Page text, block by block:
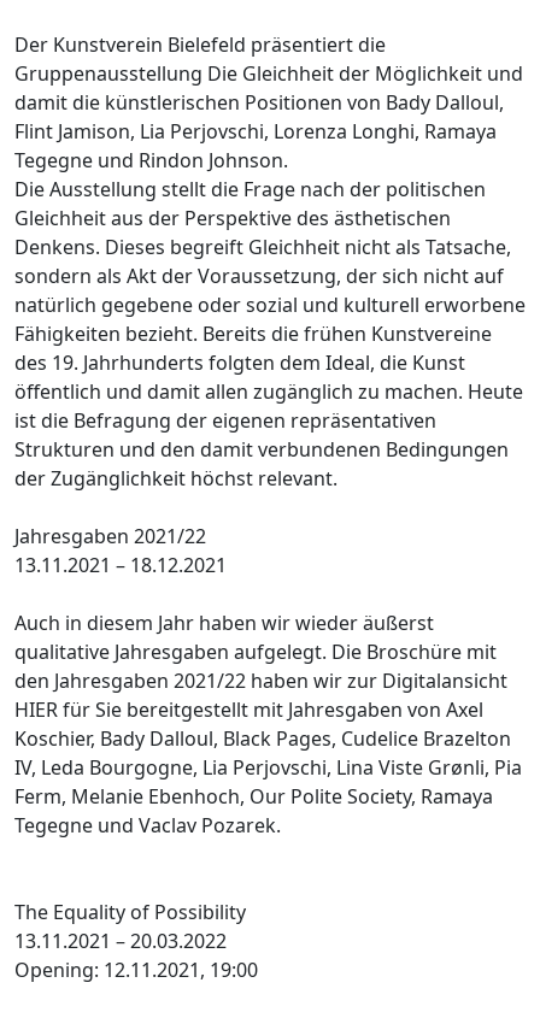
Der Kunstverein Bielefeld präsentiert die
Gruppenausstellung Die Gleichheit der Möglichkeit und
damit die künstlerischen Positionen von Bady Dalloul,
Flint Jamison, Lia Perjovschi, Lorenza Longhi, Ramaya
Tegegne und Rindon Johnson.
Die Ausstellung stellt die Frage nach der politischen
Gleichheit aus der Perspektive des ästhetischen
Denkens. Dieses begreift Gleichheit nicht als Tatsache,
sondern als Akt der Voraussetzung, der sich nicht auf
natürlich gegebene oder sozial und kulturell erworbene
Fähigkeiten bezieht. Bereits die frühen Kunstvereine
des 19. Jahrhunderts folgten dem Ideal, die Kunst
öffentlich und damit allen zugänglich zu machen. Heute
ist die Befragung der eigenen repräsentativen
Strukturen und den damit verbundenen Bedingungen
der Zugänglichkeit höchst relevant.
Jahresgaben 2021/22
13.11.2021 – 18.12.2021
Auch in diesem Jahr haben wir wieder äußerst
qualitative Jahresgaben aufgelegt. Die Broschüre mit
den Jahresgaben 2021/22 haben wir zur Digitalansicht
HIER für Sie bereitgestellt mit Jahresgaben von Axel
Koschier, Bady Dalloul, Black Pages, Cudelice Brazelton
IV, Leda Bourgogne, Lia Perjovschi, Lina Viste Grønli, Pia
Ferm, Melanie Ebenhoch, Our Polite Society, Ramaya
Tegegne und Vaclav Pozarek.
The Equality of Possibility
13.11.2021 – 20.03.2022
Opening: 12.11.2021, 19:00